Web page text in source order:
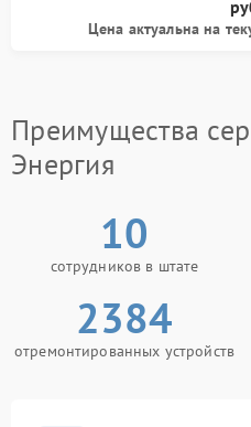
Цена актуальна на
Преимущества
Энергия
10
сотрудников в штате
2384
отремонтированных устройств